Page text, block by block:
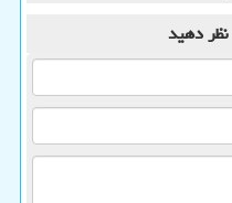
نظر دهید